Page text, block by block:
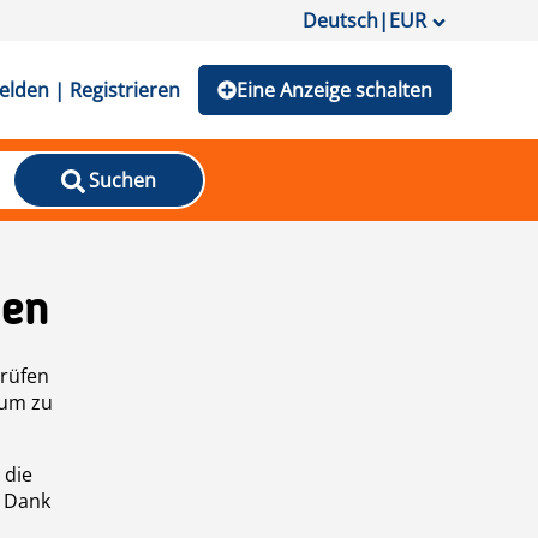
Deutsch|EUR
| Registrieren Eine Anzeige schalten
Suchen
zu
die